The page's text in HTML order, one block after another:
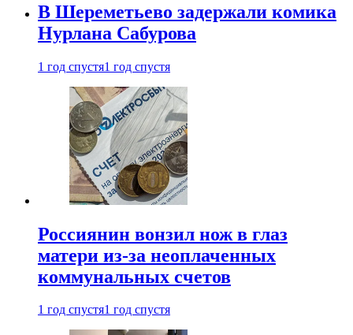
В Шереметьево задержали комика
Нурлана Сабурова
1 год спустя1 год спустя
Россиянин вонзил нож в глаз
матери из-за неоплаченных
коммунальных счетов
1 год спустя1 год спустя